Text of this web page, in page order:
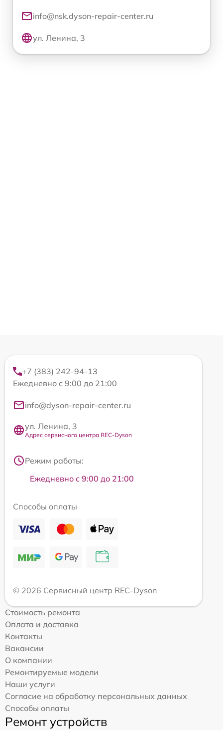
info@nsk.dyson-repair-center.ru
ул. Ленина, 3
+7 (383) 242-94-13
Ежедневно с 9:00 до 21:00
info@dyson-repair-center.ru
ул. Ленина, 3
Адрес сервисного центра REC-Dyson
Режим работы:
Ежедневно с 9:00 до 21:00
Способы оплаты
© 2026 Сервисный центр REC-Dyson
Стоимость ремонта
Оплата и доставка
Контакты
Вакансии
О компании
Ремонтируемые модели
Наши услуги
Согласие на обработку персональных данных
Способы оплаты
Ремонт устройств